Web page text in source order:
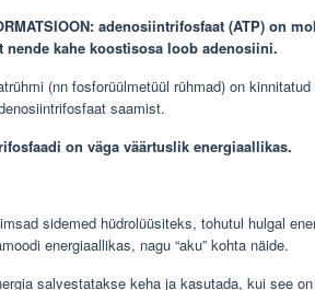
adenosiintrifosfaat (ATP) on
kahe koostisosa loob adenosiini.
(nn fosforüülmetüül rühmad) on
saamist.
on väga väärtuslik energiaallikas.
sidemed hüdrolüüsiteks, tohutul hulgal
energiaallikas, nagu “aku” kohta näide.
salvestatakse keha ja kasutada, kui see